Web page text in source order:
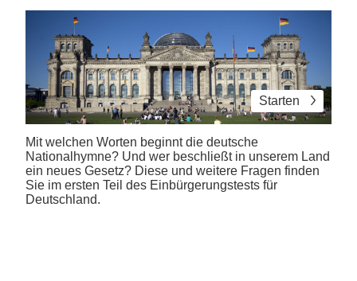
Starten
Mit welchen Worten beginnt die deutsche
Nationalhymne? Und wer beschließt in unserem Land
ein neues Gesetz? Diese und weitere Fragen finden
Sie im ersten Teil des Einbürgerungstests für
Deutschland.